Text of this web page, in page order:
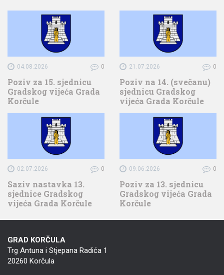
04.08.2026 0
Poziv za 15. sjednicu
Gradskog vijeća Grada
Korčule
21.07.2026 0
Poziv na 14. (svečanu)
sjednicu Gradskog
vijeća Grada Korčule
02.07.2026 0
Saziv nastavka 13.
sjednice Gradskog
vijeća Grada Korčule
09.06.2026 0
Poziv za 13. sjednicu
Gradskog vijeća Grada
Korčule
GRAD KORČULA
Trg Antuna i Stjepana Radića 1
20260 Korčula